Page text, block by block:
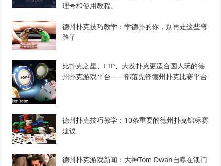
理号和使用教程。
德州扑克技巧教学：学德扑的你，别再走这些弯
路了
比扑克之星、FTP、大发扑克更适合国人玩的德
州扑克游戏平台——部落先锋德州扑克比赛平台
德州扑克技巧教学：10条重要的德州扑克锦标赛
建议
德州扑克游戏新闻：大神Tom Dwan自曝在澳门